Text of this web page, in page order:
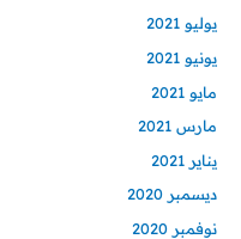
يوليو 2021
يونيو 2021
مايو 2021
مارس 2021
يناير 2021
ديسمبر 2020
نوفمبر 2020